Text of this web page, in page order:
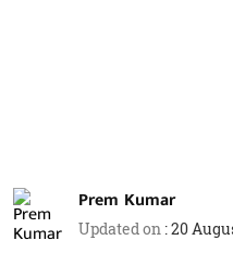
Prem Kumar
Updated on :20